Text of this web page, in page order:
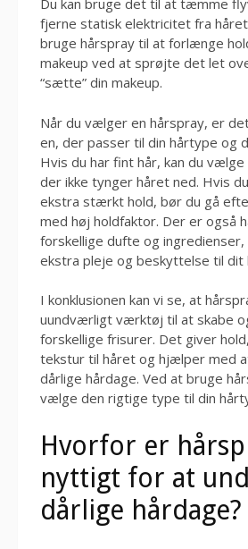
Du kan bruge det til at tæmme
fjerne statisk elektricitet fra
bruge hårspray til at forlænge
makeup ved at sprøjte det let
“sætte” din makeup.
Når du vælger en hårspray, er
en, der passer til din hårtype og
Hvis du har fint hår, kan du
der ikke tynger håret ned. Hvis
ekstra stærkt hold, bør du gå
med høj holdfaktor. Der er også
forskellige dufte og ingredienser,
ekstra pleje og beskyttelse til dit
I konklusionen kan vi se, at
uundværligt værktøj til at skabe
forskellige frisurer. Det giver
tekstur til håret og hjælper med
dårlige hårdage. Ved at bruge
vælge den rigtige type til din
Hvorfor er
nyttigt for at
dårlige hårdage?